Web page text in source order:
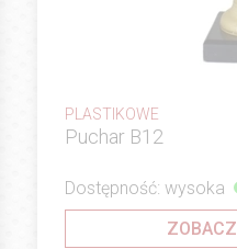
PLASTIKOWE
Puchar B12
Dostępność: wysoka
ZOBACZ